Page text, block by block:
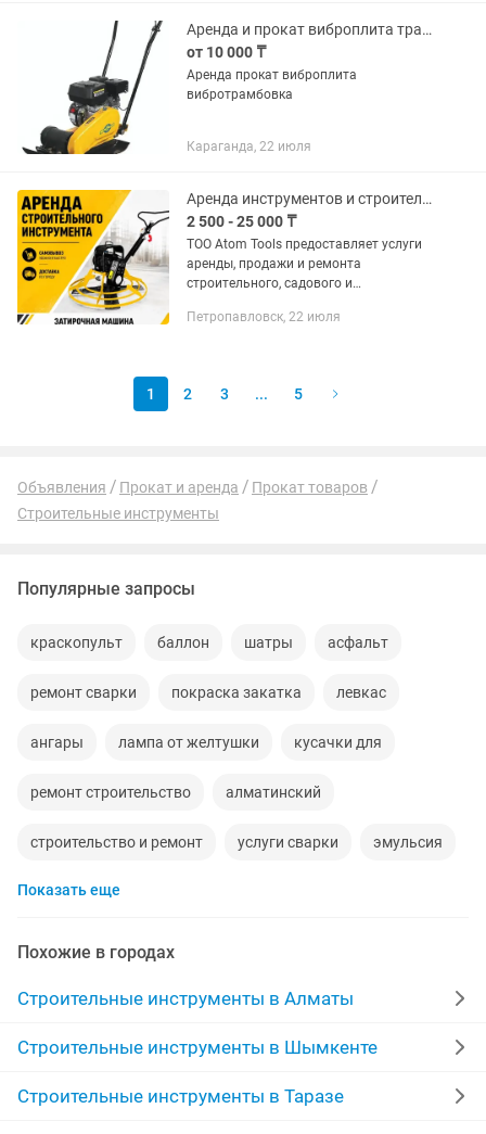
Аренда и прокат виброплита трамбовка строительного инструмента
от 10 000 ₸
Аренда прокат виброплита
вибротрамбовка
Караганда, 22 июля
Аренда инструментов и строительного оборудования
2 500 - 25 000 ₸
ТОО Atom Tools предоставляет услуги
аренды, продажи и ремонта
строительного, садового и
Петропавловске. Работаем с
Петропавловск, 22 июля
1 2 3 ... 5
Объявления Прокат и аренда
Прокат товаров
Строительные инструменты
Популярные запросы
краскопульт баллон шатры асфальт
ремонт сварки покраска закатка левкас
ангары лампа от желтушки кусачки для
ремонт строительство алматинский
строительство и ремонт услуги сварки эмульсия
монтажный пояс
гравий сухой паёк левкас покраска
Показать еще
Похожие в городах
Строительные инструменты в Алматы
Строительные инструменты в Шымкенте
Строительные инструменты в Таразе